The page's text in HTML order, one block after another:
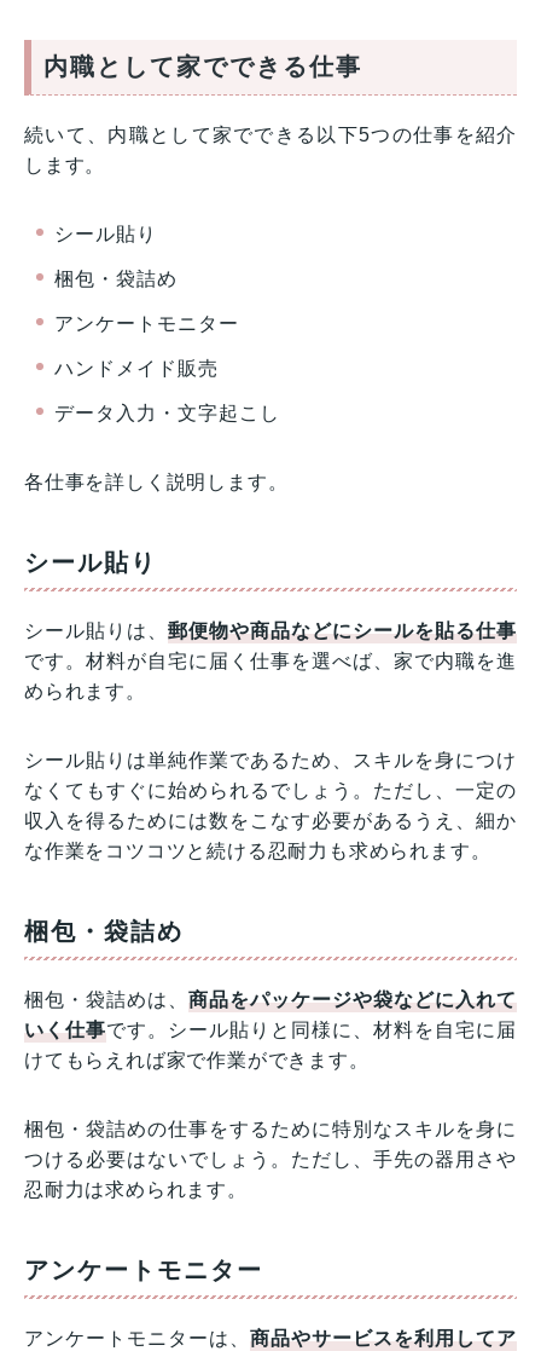
内職として家でできる仕事
続いて、内職として家でできる以下5つの仕事を紹介
します。
シール貼り
梱包・袋詰め
アンケートモニター
ハンドメイド販売
データ入力・文字起こし
各仕事を詳しく説明します。
シール貼り
シール貼りは、郵便物や商品などにシールを貼る仕事
です。材料が自宅に届く仕事を選べば、家で内職を進
められます。
シール貼りは単純作業であるため、スキルを身につけ
なくてもすぐに始められるでしょう。ただし、一定の
収入を得るためには数をこなす必要があるうえ、細か
な作業をコツコツと続ける忍耐力も求められます。
梱包・袋詰め
梱包・袋詰めは、商品をパッケージや袋などに入れて
いく仕事です。シール貼りと同様に、材料を自宅に届
けてもらえれば家で作業ができます。
梱包・袋詰めの仕事をするために特別なスキルを身に
つける必要はないでしょう。ただし、手先の器用さや
忍耐力は求められます。
アンケートモニター
アンケートモニターは、商品やサービスを利用してア